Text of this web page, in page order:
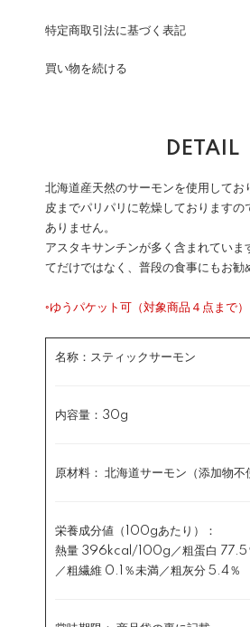
特定商取引法に基づく表記
買い物を続ける
DETAIL
北海道産天然のサーモンを使用してお
皮までパリパリに乾燥しておりますの
ありません。
アスタキサンチンが多く含まれていま
てだけではなく、普段の食事にもお勧
◦ゆうパケット可（対象商品４点まで）
名称：スティックサーモン
内容量：30g
原材料： 北海道サーモン（添加物不
栄養成分値（100gあたり）：
熱量 396kcal/100g／粗蛋白 77.5
／粗繊維 0.1％未満／粗灰分 5.4％